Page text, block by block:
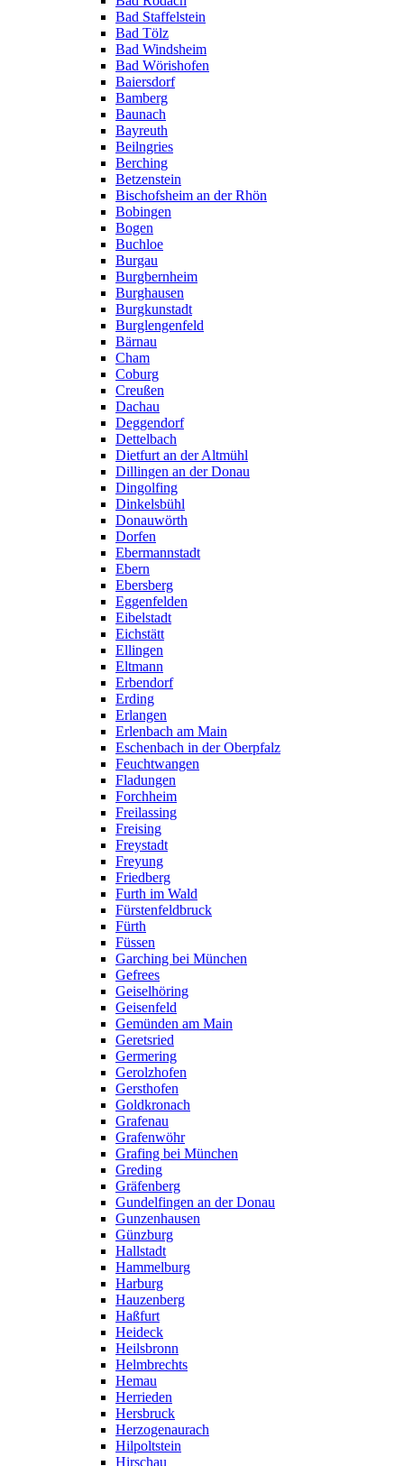
Bad Staffelstein
Bad Tölz
Bad Windsheim
Bad Wörishofen
Baiersdorf
Bamberg
Baunach
Bayreuth
Beilngries
Berching
Betzenstein
Bischofsheim an der Rhön
Bobingen
Bogen
Buchloe
Burgau
Burgbernheim
Burghausen
Burgkunstadt
Burglengenfeld
Bärnau
Cham
Coburg
Creußen
Dachau
Deggendorf
Dettelbach
Dietfurt an der Altmühl
Dillingen an der Donau
Dingolfing
Dinkelsbühl
Donauwörth
Dorfen
Ebermannstadt
Ebern
Ebersberg
Eggenfelden
Eibelstadt
Eichstätt
Ellingen
Eltmann
Erbendorf
Erding
Erlangen
Erlenbach am Main
Eschenbach in der Oberpfalz
Feuchtwangen
Fladungen
Forchheim
Freilassing
Freising
Freystadt
Freyung
Friedberg
Furth im Wald
Fürstenfeldbruck
Fürth
Füssen
Garching bei München
Gefrees
Geiselhöring
Geisenfeld
Gemünden am Main
Geretsried
Germering
Gerolzhofen
Gersthofen
Goldkronach
Grafenau
Grafenwöhr
Grafing bei München
Greding
Gräfenberg
Gundelfingen an der Donau
Gunzenhausen
Günzburg
Hallstadt
Hammelburg
Harburg
Hauzenberg
Haßfurt
Heideck
Heilsbronn
Helmbrechts
Hemau
Herrieden
Hersbruck
Herzogenaurach
Hilpoltstein
Hirschau